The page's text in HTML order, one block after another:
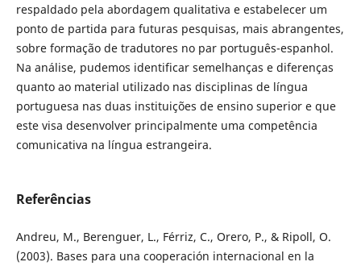
respaldado pela abordagem qualitativa e estabelecer um
ponto de partida para futuras pesquisas, mais abrangentes,
sobre formação de tradutores no par português-espanhol.
Na análise, pudemos identificar semelhanças e diferenças
quanto ao material utilizado nas disciplinas de língua
portuguesa nas duas instituições de ensino superior e que
este visa desenvolver principalmente uma competência
comunicativa na língua estrangeira.
Referências
Andreu, M., Berenguer, L., Férriz, C., Orero, P., & Ripoll, O.
(2003). Bases para una cooperación internacional en la